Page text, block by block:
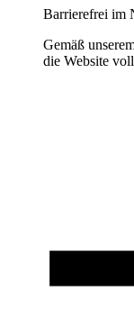
Barrierefrei im
Gemäß
die Website